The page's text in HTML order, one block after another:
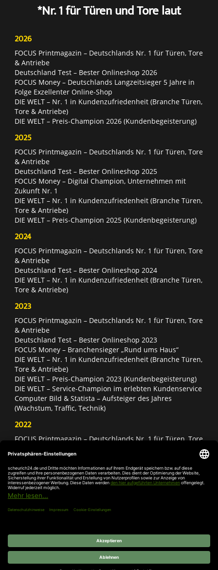
*Nr. 1 für Türen und Tore laut
2026
FOCUS Printmagazin – Deutschlands Nr. 1 für Türen, Tore
& Antriebe
Deutschland Test – Bester Onlineshop 2026
FOCUS Money – Deutschlands Langzeitsieger 5 Jahre in
Folge Exzellenter Online-Shop
DIE WELT – Nr. 1 in Kundenzufriedenheit (Branche Türen,
Tore & Antriebe)
DIE WELT – Preis-Champion 2026 (Kundenbegeisterung)
2025
FOCUS Printmagazin – Deutschlands Nr. 1 für Türen, Tore
& Antriebe
Deutschland Test – Bester Onlineshop 2025
FOCUS Money – Digital Champion, Unternehmen mit
Zukunft Nr. 1
DIE WELT – Nr. 1 in Kundenzufriedenheit (Branche Türen,
Tore & Antriebe)
DIE WELT – Preis-Champion 2025 (Kundenbegeisterung)
2024
FOCUS Printmagazin – Deutschlands Nr. 1 für Türen, Tore
& Antriebe
Deutschland Test – Bester Onlineshop 2024
DIE WELT – Nr. 1 in Kundenzufriedenheit (Branche Türen,
Tore & Antriebe)
2023
FOCUS Printmagazin – Deutschlands Nr. 1 für Türen, Tore
& Antriebe
Deutschland Test – Bester Onlineshop 2023
FOCUS Money – Branchensieger „Rund ums Haus“
DIE WELT – Nr. 1 in Kundenzufriedenheit (Branche Türen,
Tore & Antriebe)
DIE WELT – Preis-Champion 2023 (Kundenbegeisterung)
DIE WELT – Service-Champion im erlebten Kundenservice
Computer Bild & Statista – Aufsteiger des Jahres
(Wachstum, Traffic, Technik)
2022
FOCUS Printmagazin – Deutschlands Nr. 1 für Türen, Tore
Deutschland Test – Bester Onlineshop 2022
FOCUS Money – Branchensieger „Rund ums Haus“
DIE WELT – Service-Champion im erlebten Kundenservice
DIE WELT – Branchengewinner Gold-Rang (Türen, Tore &
Antriebe)